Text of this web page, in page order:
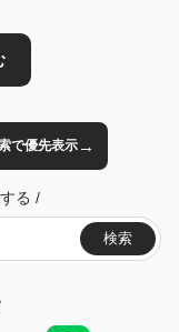
で優先表示→
る /
検索